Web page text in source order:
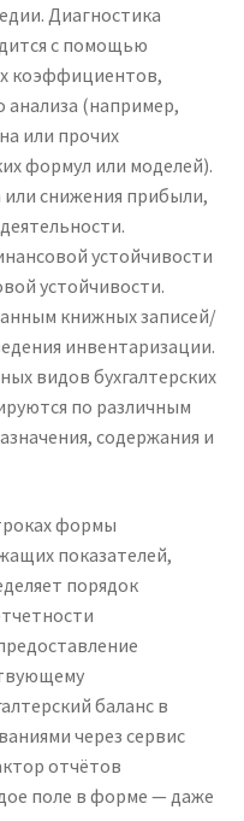
Диагностика
с помощью
коэффициентов,
анализа (например,
или прочих
формул или моделей).
снижения прибыли,
устойчивости
устойчивости.
книжных записей/
инвентаризации.
видов бухгалтерских
по различным
содержания и
формы
показателей,
порядок
баланс в
через сервис
отчётов
поле в форме — даже